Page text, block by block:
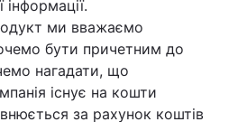
Війна
інформації.
ми вважаємо
бути причетним до
нагадати, що
існує на кошти
за рахунок коштів